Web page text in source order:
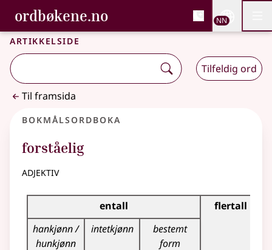
Gå til hovudinnhald
Tilgjenge
ordbøkene.no, Bokmålsordboka og
Bokmålsordboka og Nynorskordboka
NN
Artikkelside
Tilfeldig ord
Til framsida
Bokmålsordboka
forståelig
adjektiv
Bøyingstabell for dette adjektivet
entall
flertall
hankjønn /
hunkjønn
intetkjønn
bestemt
form